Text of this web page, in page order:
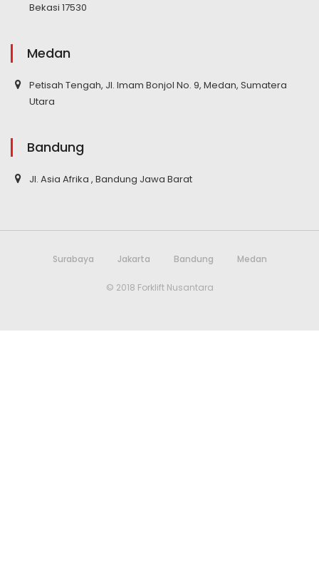
Bekasi 17530
Medan
Petisah Tengah, Jl. Imam Bonjol No. 9, Medan, Sumatera
Utara
Bandung
Jl. Asia Afrika , Bandung Jawa Barat
Surabaya Jakarta Bandung Medan
© 2018 Forklift Nusantara